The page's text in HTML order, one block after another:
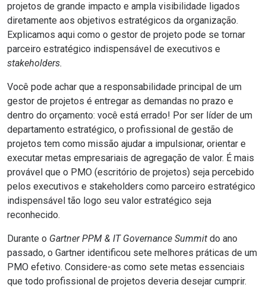
projetos de grande impacto e ampla visibilidade ligados
diretamente aos objetivos estratégicos da organização.
Explicamos aqui como o gestor de projeto pode se tornar
parceiro estratégico indispensável de executivos e
stakeholders.
Você pode achar que a responsabilidade principal de um
gestor de projetos é entregar as demandas no prazo e
dentro do orçamento: você está errado! Por ser líder de um
departamento estratégico, o profissional de gestão de
projetos tem como missão ajudar a impulsionar, orientar e
executar metas empresariais de agregação de valor. É mais
provável que o PMO (escritório de projetos) seja percebido
pelos executivos e stakeholders como parceiro estratégico
indispensável tão logo seu valor estratégico seja
reconhecido.
Durante o Gartner PPM & IT Governance Summit do ano
passado, o Gartner identificou sete melhores práticas de um
PMO efetivo. Considere-as como sete metas essenciais
que todo profissional de projetos deveria desejar cumprir.